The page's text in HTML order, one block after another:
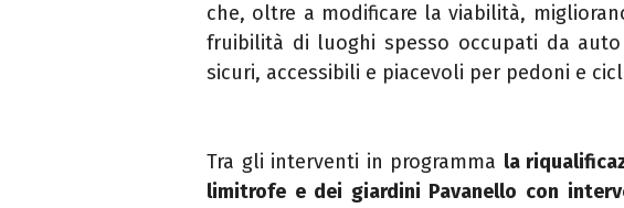
che, oltre a modificare la viabilità,
fruibilità di luoghi spesso occupati da
sicuri, accessibili e piacevoli per pedoni e
Tra gli interventi in programma la
limitrofe e dei giardini Pavanello con